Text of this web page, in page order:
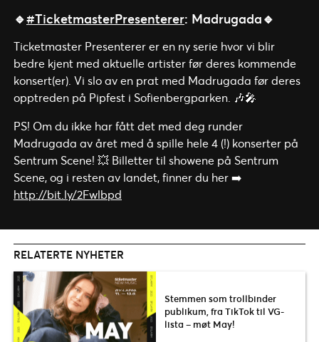
🔹#TicketmasterPresenterer: Madrugada🔹
Ticketmaster Presenterer er en ny serie hvor vi blir
bedre kjent med aktuelle artister før deres kommende
konsert(er). Vi slo av en prat med Madrugada før deres
opptreden på Pipfest i Sofienbergparken. 🎶🎤
PS! Om du ikke har fått det med deg runder
Madrugada av året med å spille hele 4 (!) konserter på
Sentrum Scene! 💥 Billetter til showene på Sentrum
Scene, og i resten av landet, finner du her ➡️
http://bit.ly/2Fwlbpd
RELATERTE NYHETER
Stemmen som trollbinder
publikum, fra TikTok til VG-
lista – møt May!